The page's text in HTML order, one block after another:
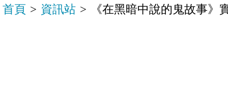
首頁 > 資訊站 > 《在黑暗中說的鬼故事》